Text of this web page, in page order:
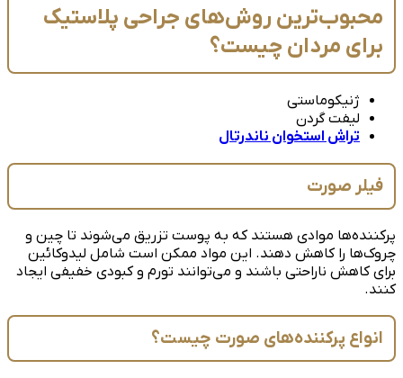
محبوب‌ترین روش‌های جراحی پلاستیک
برای مردان چیست؟
ژنیکوماستی
لیفت گردن
تراش استخوان ناندرتال
فیلر صورت
پرکننده‌ها موادی هستند که به پوست تزریق می‌شوند تا چین و
چروک‌ها را کاهش دهند. این مواد ممکن است شامل لیدوکائین
برای کاهش ناراحتی باشند و می‌توانند تورم و کبودی خفیفی ایجاد
کنند.
انواع پرکننده‌های صورت چیست؟